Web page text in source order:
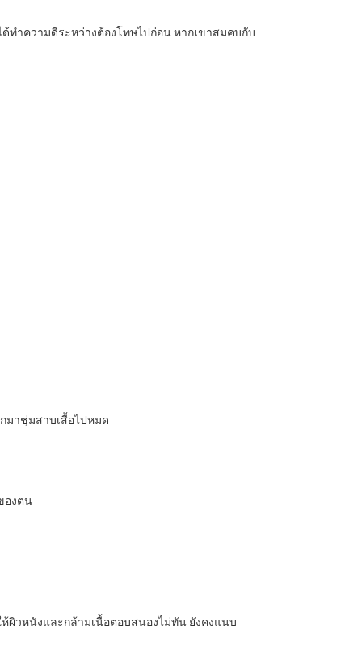
ทำความดีระหว่างต้องโทษไปก่อน หากเขาสมคบกับ
มาชุ่มสาบเสื้อไปหมด
องตน
ผิวหนังและกล้ามเนื้อตอบสนองไม่ทัน ยังคงแนบ